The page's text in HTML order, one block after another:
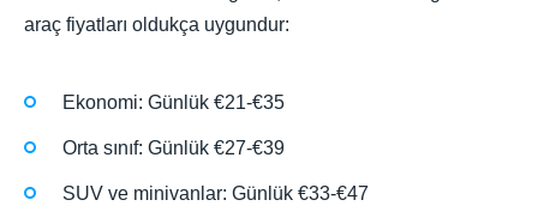
araç fiyatları oldukça uygundur:
Ekonomi: Günlük €21-€35
Orta sınıf: Günlük €27-€39
SUV ve minivanlar: Günlük €33-€47